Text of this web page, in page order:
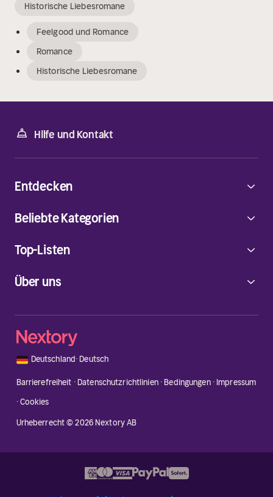
Historische Liebesromane
Feelgood und Romance
Romance
Historische Liebesromane
Hilfe und Kontakt
Über uns
Entdecken
Beliebte Kategorien
Top-Listen
🇩🇪 Deutschland·Deutsch
Barrierefreiheit ·Datenschutzrichtlinien·Bedingungen· Impressum
·Cookies
Urheberrecht © 2026 Nextory AB